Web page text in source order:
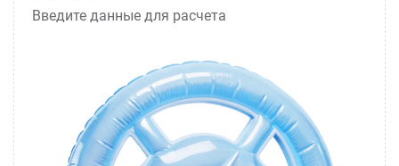
Введите данные для расчета